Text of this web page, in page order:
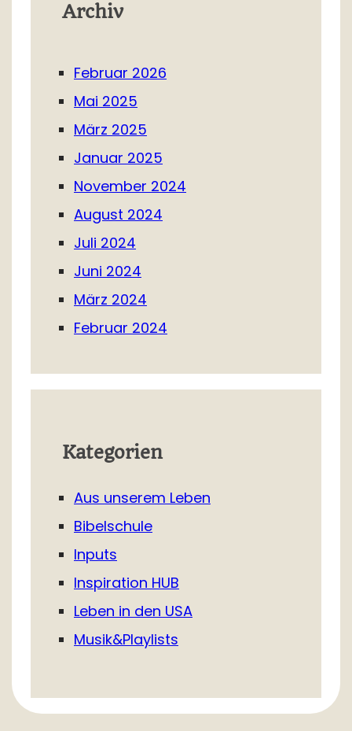
Archiv
Februar 2026
Mai 2025
März 2025
Januar 2025
November 2024
August 2024
Juli 2024
Juni 2024
März 2024
Februar 2024
Kategorien
Aus unserem Leben
Bibelschule
Inputs
Inspiration HUB
Leben in den USA
Musik&Playlists